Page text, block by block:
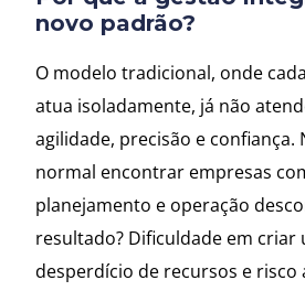
novo padrão?
O modelo tradicional, onde
atua isoladamente, já não
agilidade, precisão e confiança.
normal encontrar empresas
planejamento e operação
resultado? Dificuldade em criar
desperdício de recursos e risco